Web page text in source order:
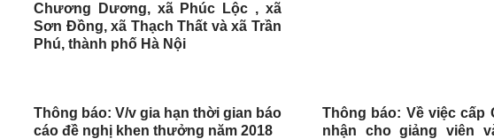
Chương Dương, xã Phúc Lộc , xã
Sơn Đồng, xã Thạch Thất và xã Trần
Phú, thành phố Hà Nội
Thông báo: V/v gia hạn thời gian báo
cáo đề nghị khen thưởng năm 2018
Thông báo: Về việc cấp
nhận cho giảng viên